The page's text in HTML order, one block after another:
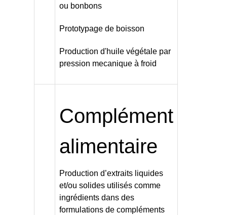
ou bonbons
Prototypage de boisson
Production d'huile végétale par
pression mecanique à froid
Complément
alimentaire
Production d’extraits liquides
et/ou solides utilisés comme
ingrédients dans des
formulations de compléments